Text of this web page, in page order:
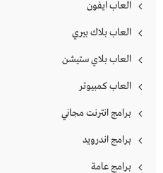
العاب ايفون
العاب بلاك بيري
العاب بلاي ستيشن
العاب كمبيوتر
برامج انترنت مجاني
برامج اندرويد
برامج عامة